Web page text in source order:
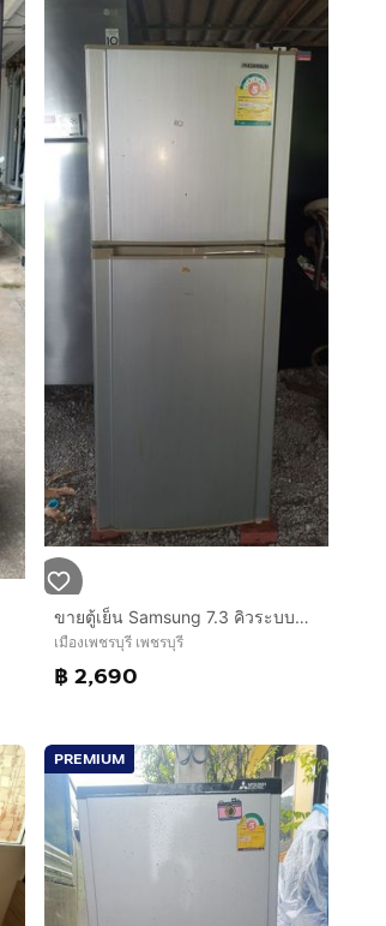
ขายตู้เย็น Samsung 7.3 คิวระบบละลายน้ำแข็งอัตโนมัติ พร้อมของแถมพัดลม Hatari ตัวใหญ่ๆ 2 ตัว ของใช้งานได้ปกติดีทั้งหมด
เมืองเพชรบุรี เพชรบุรี
฿ 2,690
PREMIUM